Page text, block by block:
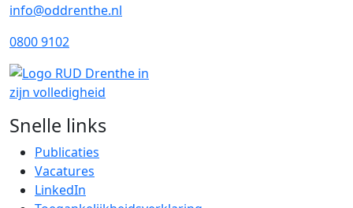
info@oddrenthe.nl
0800 9102
Snelle links
Publicaties
Vacatures
LinkedIn